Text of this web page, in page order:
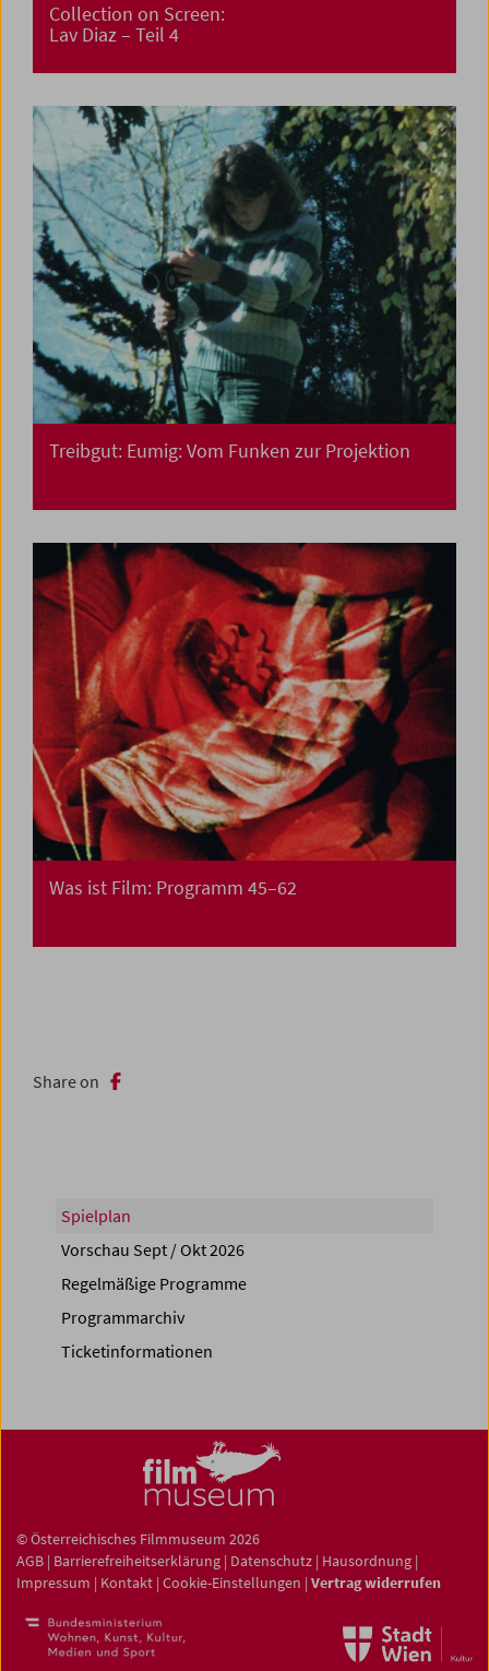
Collection on Screen:
Lav Diaz – Teil 4
Treibgut: Eumig: Vom Funken zur Projektion
Was ist Film: Programm 45–62
Share on
Spielplan
Vorschau Sept / Okt 2026
Regelmäßige Programme
Programmarchiv
Ticketinformationen
© Österreichisches Filmmuseum 2026
AGB | Barrierefreiheitserklärung | Datenschutz | Hausordnung |
Impressum | Kontakt | Cookie-Einstellungen | Vertrag widerrufen